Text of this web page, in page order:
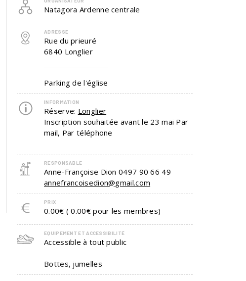
Natagora Ardenne centrale
ADRESSE
Rue du prieuré
6840 Longlier
Parking de l'église
INFORMATION
Réserve: Longlier
Inscription souhaitée avant le 23 mai Par
mail, Par téléphone
RESPONSABLE
Anne-Françoise Dion0497 90 66 49
annefrancoisedion@gmail.com
PRIX
0.00€ ( 0.00€ pour les membres)
EQUIPEMENT ET ACCESSIBILITÉ
Accessible à tout public
Bottes, jumelles